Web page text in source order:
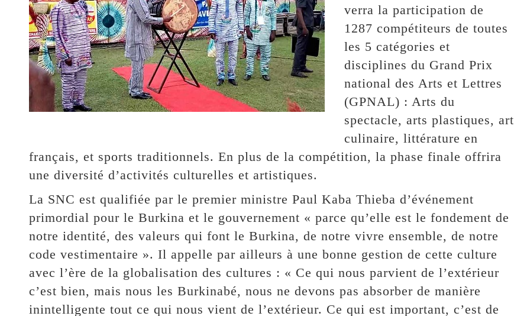
verra la participation de
1287 compétiteurs de toutes
les 5 catégories et
disciplines du Grand Prix
national des Arts et Lettres
(GPNAL) : Arts du
spectacle, arts plastiques, art
culinaire, littérature en
français, et sports traditionnels. En plus de la compétition, la phase finale offrira
une diversité d’activités culturelles et artistiques.
La SNC est qualifiée par le premier ministre Paul Kaba Thieba d’événement
primordial pour le Burkina et le gouvernement « parce qu’elle est le fondement de
notre identité, des valeurs qui font le Burkina, de notre vivre ensemble, de notre
code vestimentaire ». Il appelle par ailleurs à une bonne gestion de cette culture
avec l’ère de la globalisation des cultures : « Ce qui nous parvient de l’extérieur
c’est bien, mais nous les Burkinabé, nous ne devons pas absorber de manière
inintelligente tout ce qui nous vient de l’extérieur. Ce qui est important, c’est de